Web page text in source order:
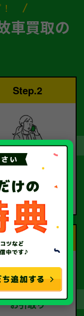
車買取の
Step.2
査定
プロが
で回答いたしま
Step.4
お引取り